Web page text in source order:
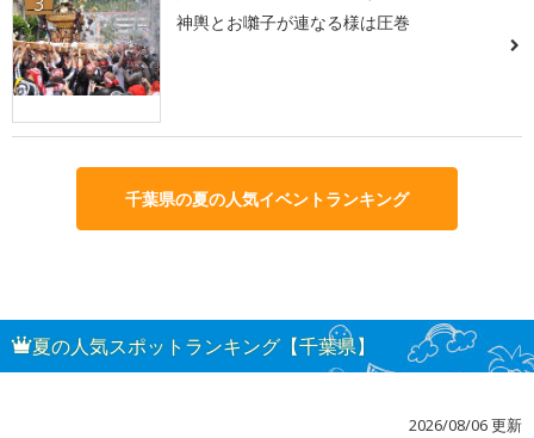
神輿とお囃子が連なる様は圧巻
千葉県の夏の人気イベントランキング
夏の人気スポットランキング【千葉県】
2026/08/06 更新